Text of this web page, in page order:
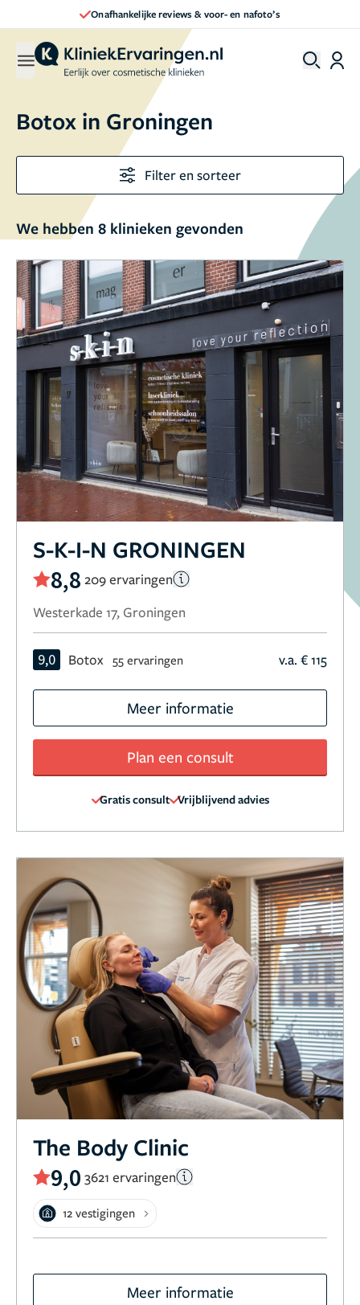
Direct een afspraak maken
Botox in Groningen
Filter en sorteer
We hebben 8 klinieken gevonden
S-K-I-N GRONINGEN
8,8 209 ervaringen
Westerkade 17, Groningen
9,0 Botox 55 ervaringen v.a. € 115
Meer informatie
Plan een consult
Gratis consult Vrijblijvend advies
The Body Clinic
9,0 3621 ervaringen
12 vestigingen
Meer informatie